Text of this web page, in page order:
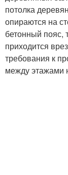
потолка
опираются на
бетонный пояс,
приходится
требования к
между этажами